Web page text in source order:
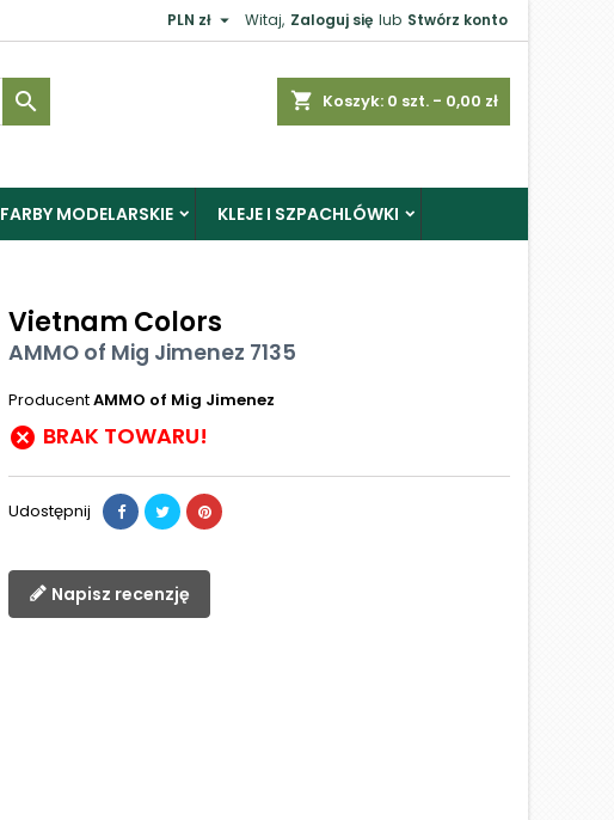
Witaj, Zaloguj się lub Stwórz konto
PLN zł 
shopping_cart Koszyk: 0 szt. - 0,00 zł

FARBY MODELARSKIE KLEJE I SZPACHLÓWKI
Vietnam Colors
AMMO of Mig Jimenez 7135
ProducentAMMO of Mig Jimenez
 BRAK TOWARU!
Udostępnij
Napisz recenzję